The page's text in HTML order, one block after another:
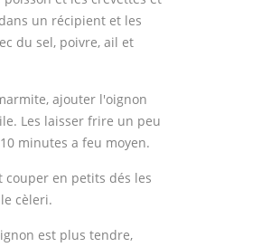
un récipient et les
du sel, poivre, ail et
ajouter l'oignon
Les laisser frire un peu
minutes a feu moyen.
couper en petits dés les
cèleri.
est plus tendre,